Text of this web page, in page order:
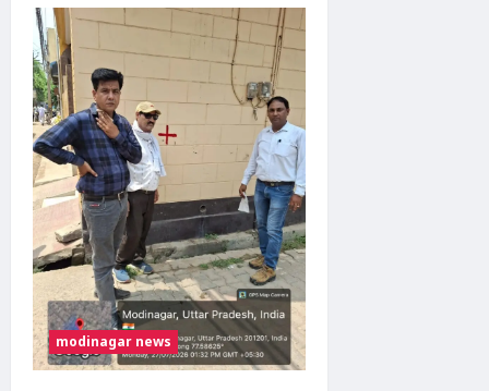
मोदीनगर
में
रफ्तार
बाइक
महिला
को
मारी
टक्कर,
गंभीर
घायल
modinagar news